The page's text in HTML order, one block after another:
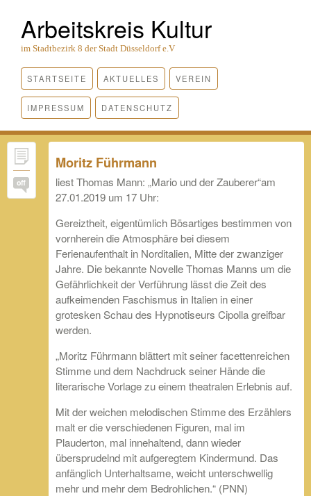
Arbeitskreis Kultur
im Stadtbezirk 8 der Stadt Düsseldorf e.V
STARTSEITE AKTUELLES VEREIN
IMPRESSUM DATENSCHUTZ
off
Moritz Führmann
liest Thomas Mann: „Mario und der Zauberer“am
27.01.2019 um 17 Uhr:
Gereiztheit, eigentümlich Bösartiges bestimmen von
vornherein die Atmosphäre bei diesem
Ferienaufenthalt in Norditalien, Mitte der zwanziger
Jahre. Die bekannte Novelle Thomas Manns um die
Gefährlichkeit der Verführung lässt die Zeit des
aufkeimenden Faschismus in Italien in einer
grotesken Schau des Hypnotiseurs Cipolla greifbar
werden.
„Moritz Führmann blättert mit seiner facettenreichen
Stimme und dem Nachdruck seiner Hände die
literarische Vorlage zu einem theatralen Erlebnis auf.
Mit der weichen melodischen Stimme des Erzählers
malt er die verschiedenen Figuren, mal im
Plauderton, mal innehaltend, dann wieder
übersprudelnd mit aufgeregtem Kindermund. Das
anfänglich Unterhaltsame, weicht unterschwellig
mehr und mehr dem Bedrohlichen.“ (PNN)